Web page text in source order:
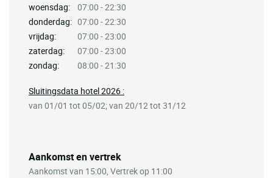
woensdag:
07:00 - 22:30
donderdag: 07:00 - 22:30
vrijdag:
07:00 - 23:00
zaterdag:
07:00 - 23:00
zondag:
08:00 - 21:30
Aankomst en vertrek
Aankomst van 15:00, Vertrek op 11:00
Sluitingsdata hotel 2026 :
van 01/01 tot 05/02; van 20/12 tot 31/12